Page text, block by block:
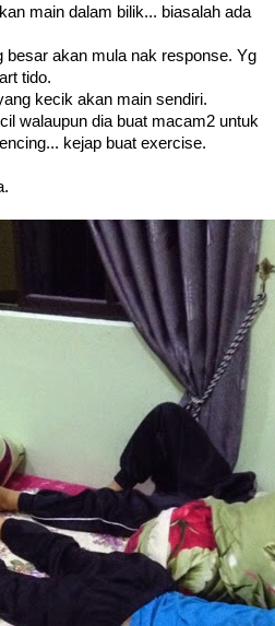
main dalam bilik... biasalah ada
besar akan mula nak response. Yg
tido.
kecik akan main sendiri.
walaupun dia buat macam2 untuk
kejap buat exercise.